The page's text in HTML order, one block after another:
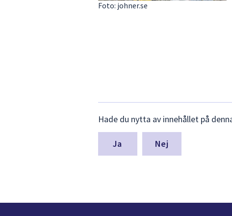
Foto: johner.se
synpunkter
för
denna
Hade du nytta av innehållet på
Nej